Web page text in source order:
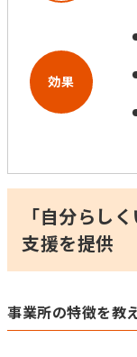
開業
個別
効果
「自分らし
支援を提供
事業所の特徴を教